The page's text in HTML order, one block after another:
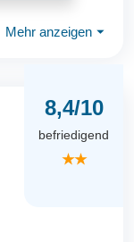
Mehr anzeigen ⏷
8,4/10
befriedigend
★★